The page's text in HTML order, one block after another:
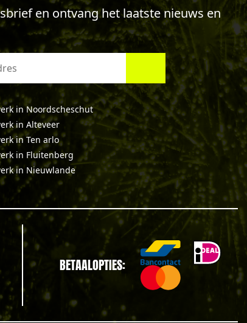
en ontvang het laatste nieuws en
in Noordscheschut
in Alteveer
in Ten arlo
in Fluitenberg
in Nieuwlande
BETAALOPTIES: